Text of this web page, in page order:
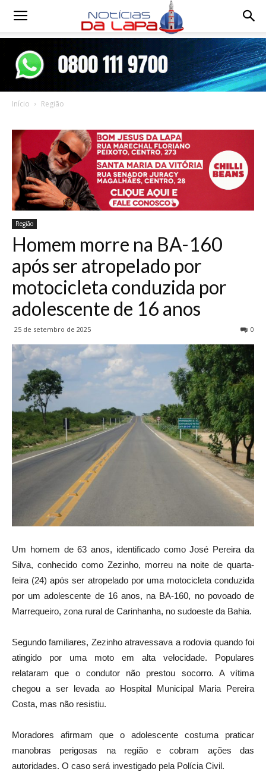
Notícias
Início Região
Região
Homem morre na BA-160
após ser atropelado por
motocicleta conduzida por
adolescente de 16 anos
25 de setembro de 2025 0
Um homem de 63 anos, identificado como José Pereira da
Silva, conhecido como Zezinho, morreu na noite de quarta-
feira (24) após ser atropelado por uma motocicleta conduzida
por um adolescente de 16 anos, na BA-160, no povoado de
Marrequeiro, zona rural de Carinhanha, no sudoeste da Bahia.
Segundo familiares, Zezinho atravessava a rodovia quando foi
atingido por uma moto em alta velocidade. Populares
relataram que o condutor não prestou socorro. A vítima
chegou a ser levada ao Hospital Municipal Maria Pereira
Costa, mas não resistiu.
Moradores afirmam que o adolescente costuma praticar
manobras perigosas na região e cobram ações das
autoridades. O caso será investigado pela Polícia Civil.